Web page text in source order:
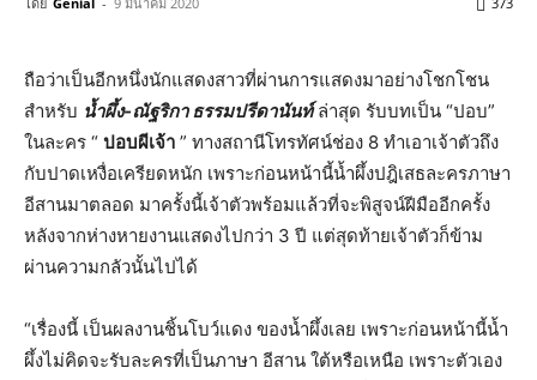
ถือว่าเป็นอีกหนึ่งนักแสดงสาวที่ผ่านการแสดงมาอย่างโชกโชน
สำหรับ น้ำผึ้ง-ณัฐริกา ธรรมปรีดานันท์ล่าสุด รับบทเป็น “ปอบ”
ในละคร “ ปอบผีเจ้า ” ทางสถานีโทรทัศน์ช่อง 8 ทำเอาเจ้าตัวถึง
กับปาดเหงื่อเครียดหนัก เพราะก่อนหน้านี้น้ำผึ้งปฎิเสธละครภาษา
อีสานมาตลอด มาครั้งนี้เจ้าตัวพร้อมแล้วที่จะพิสูจน์ฝีมืออีกครั้ง
หลังจากห่างหายงานแสดงไปกว่า 3 ปี แต่สุดท้ายเจ้าตัวก็ข้าม
ผ่านความกลัวนั้นไปได้
“เรื่องนี้ เป็นผลงานชิ้นโบว์แดง ของน้ำผึ้งเลย เพราะก่อนหน้านี้น้ำ
ผึ้งไม่คิดจะรับละครที่เป็นภาษา อีสาน ใต้หรือเหนือ เพราะตัวเอง